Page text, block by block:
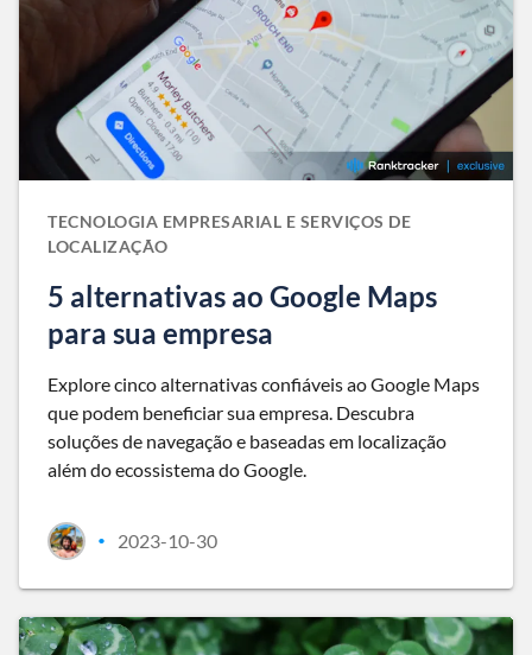
TECNOLOGIA EMPRESARIAL E SERVIÇOS DE
LOCALIZAÇÃO
5 alternativas ao Google Maps
para sua empresa
Explore cinco alternativas confiáveis ao Google Maps
que podem beneficiar sua empresa. Descubra
soluções de navegação e baseadas em localização
além do ecossistema do Google.
• 2023-10-30